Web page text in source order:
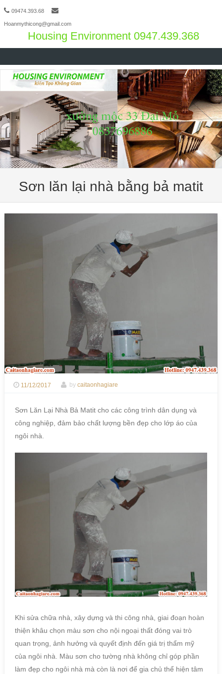
09474.393.68
Hoanmythicong@gmail.com
Housing Environment 0947.439.368
Skip to content
Sơn lăn lại nhà bằng bả matit
11/12/2017 by caitaonhagiare
Sơn Lăn Lại Nhà Bả Matit cho các công trình dân dụng và
công nghiệp, đảm bảo chất lượng bền đẹp cho lớp áo của
ngôi nhà.
Khi sửa chữa nhà, xây dựng và thi công nhà, giai đoạn hoàn
thiện khâu chọn màu sơn cho nội ngoại thất đóng vai trò
quan trọng, ảnh hưởng và quyết định đến giá trị thẩm mỹ
của ngôi nhà. Màu sơn cho tường nhà không chỉ góp phần
làm đẹp cho ngôi nhà mà còn là nơi để gia chủ thể hiện tâm